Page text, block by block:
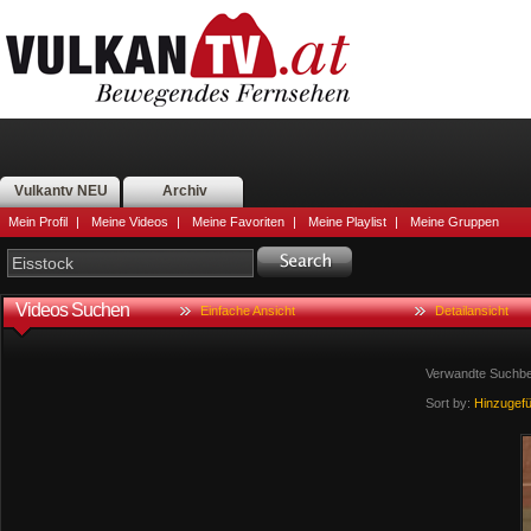
Vulkantv NEU Archiv
Mein Profil | Meine Videos | Meine Favoriten | Meine Playlist | Meine Gruppen
Videos Suchen Einfache Ansicht Detailansicht
Verwandte
Sort by: